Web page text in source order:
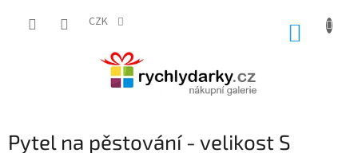
CZK
Pytel na pěstování - velikost S